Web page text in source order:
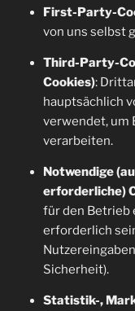
First-Party-
von uns selbst
Third-Party-
Cookies):
hauptsächlich
verwendet, um
verarbeiten.
Notwendige
erforderliche)
für den Betrieb
erforderlich
Sicherheit).
Statistik-,